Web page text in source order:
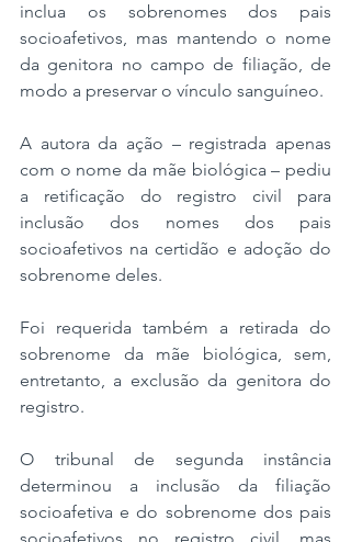
inclua os sobrenomes dos pais
socioafetivos, mas mantendo o nome
da genitora no campo de filiação, de
modo a preservar o vínculo sanguíneo.
A autora da ação – registrada apenas
com o nome da mãe biológica – pediu
a retificação do registro civil para
inclusão dos nomes dos pais
socioafetivos na certidão e adoção do
sobrenome deles.
Foi requerida também a retirada do
sobrenome da mãe biológica, sem,
entretanto, a exclusão da genitora do
registro.
O tribunal de segunda instância
determinou a inclusão da filiação
socioafetiva e do sobrenome dos pais